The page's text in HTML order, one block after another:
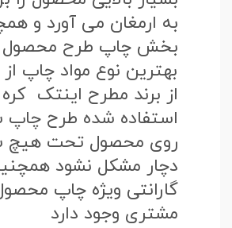
به ارمغان می آورد و
بخش چاپ طرح محصول
از برند مطرح اینتک
استفاده شده طرح چاپ
روی محصول تحت هیچ
دچار مشکل نشود
گارانتی ویژه چاپ
مشتری وجود دارد